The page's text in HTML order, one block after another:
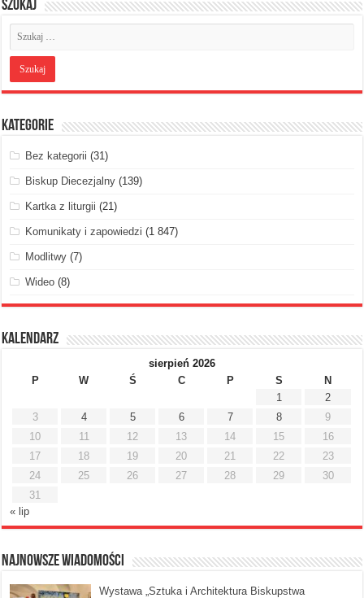
Szukaj
Kategorie
Bez kategorii (31)
Biskup Diecezjalny (139)
Kartka z liturgii (21)
Komunikaty i zapowiedzi (1 847)
Modlitwy (7)
Wideo (8)
Kalendarz
sierpień 2026
P
W Ś C P S
N
1
2
3
4 5 6 7 8
9
10
11 12 13 14 15
16
17
18 19 20 21 22
23
24
25 26 27 28 29
30
31
« lip
Najnowsze Wiadomości
Wystawa „Sztuka i Architektura Biskupstwa